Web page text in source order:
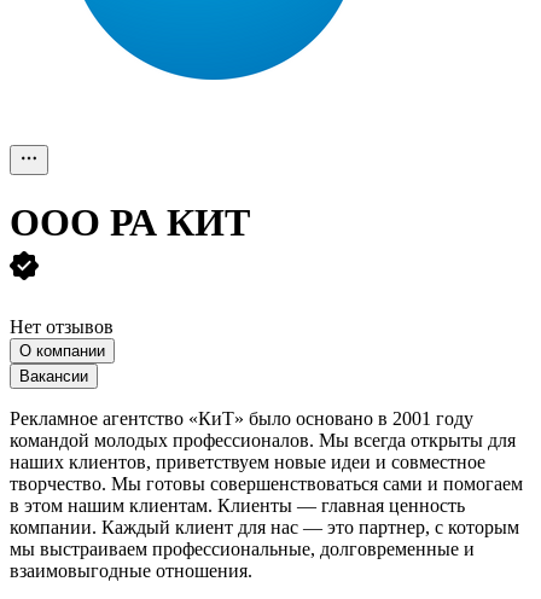
ООО РА КИТ
Нет отзывов
О компании
Вакансии
Рекламное агентство «КиТ» было основано в 2001 году
командой молодых профессионалов. Мы всегда открыты для
наших клиентов, приветствуем новые идеи и совместное
творчество. Мы готовы совершенствоваться сами и помогаем
в этом нашим клиентам. Клиенты — главная ценность
компании. Каждый клиент для нас — это партнер, с которым
мы выстраиваем профессиональные, долговременные и
взаимовыгодные отношения.